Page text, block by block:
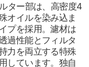
ター部は、高密度4
オイルを染み込ま
プを採用。濾材は
過性能とフィルタ
力を両立する特殊
しています。独自